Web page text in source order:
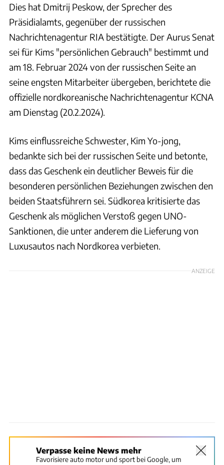
Dies hat Dmitrij Peskow, der Sprecher des
Präsidialamts, gegenüber der russischen
Nachrichtenagentur RIA bestätigte. Der Aurus Senat
sei für Kims "persönlichen Gebrauch" bestimmt und
am 18. Februar 2024 von der russischen Seite an
seine engsten Mitarbeiter übergeben, berichtete die
offizielle nordkoreanische Nachrichtenagentur KCNA
am Dienstag (20.2.2024).
Kims einflussreiche Schwester, Kim Yo-jong,
bedankte sich bei der russischen Seite und betonte,
dass das Geschenk ein deutlicher Beweis für die
besonderen persönlichen Beziehungen zwischen den
beiden Staatsführern sei. Südkorea kritisierte das
Geschenk als möglichen Verstoß gegen UNO-
Sanktionen, die unter anderem die Lieferung von
Luxusautos nach Nordkorea verbieten.
ANZEIGE
Verpasse keine News mehr
Favorisiere auto motor und sport bei Google, um